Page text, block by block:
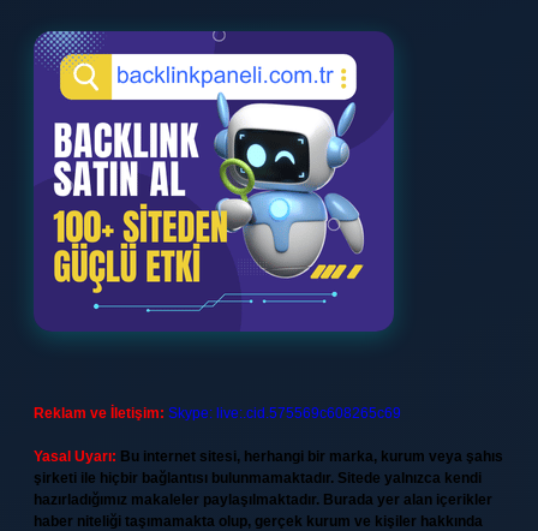
Reklam ve İletişim: Skype: live:.cid.575569c608265c69
Yasal Uyarı: Bu internet sitesi, herhangi bir marka, kurum veya şahıs
şirketi ile hiçbir bağlantısı bulunmamaktadır. Sitede yalnızca kendi
hazırladığımız makaleler paylaşılmaktadır. Burada yer alan içerikler
haber niteliği taşımamakta olup, gerçek kurum ve kişiler hakkında